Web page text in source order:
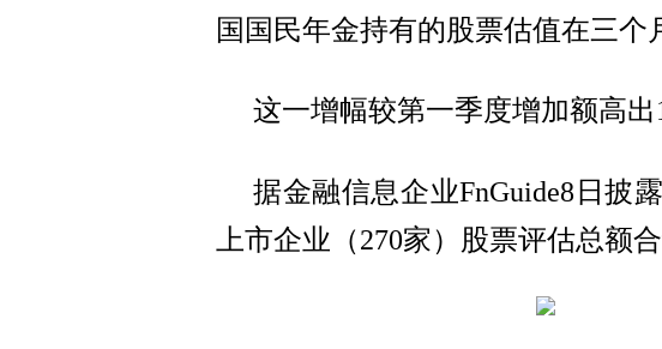
国国民年金持有的股票估值在三个
这一增幅较第一季度增加额高
据金融信息企业FnGuide8日披
上市企业（270家）股票评估总额